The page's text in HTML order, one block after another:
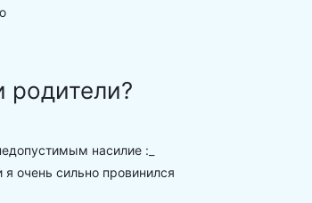
родители?
насилие :_
я очень сильно провинился